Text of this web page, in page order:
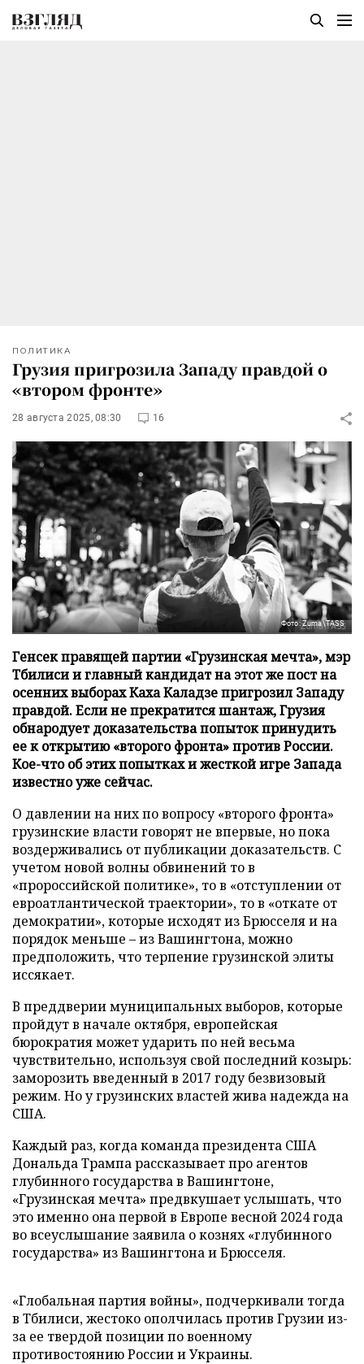
ПОЛИТИКА
Грузия пригрозила Западу правдой о
«втором фронте»
28 августа 2025, 08:30 16
Фото: Zuma\TASS
Генсек правящей партии «Грузинская мечта», мэр
Тбилиси и главный кандидат на этот же пост на
осенних выборах Каха Каладзе пригрозил Западу
правдой. Если не прекратится шантаж, Грузия
обнародует доказательства попыток принудить
ее к открытию «второго фронта» против России.
Кое-что об этих попытках и жесткой игре Запада
известно уже сейчас.
О давлении на них по вопросу «второго фронта»
грузинские власти говорят не впервые, но пока
воздерживались от публикации доказательств. С
учетом новой волны обвинений то в
«пророссийской политике», то в «отступлении от
евроатлантической траектории», то в «откате от
демократии», которые исходят из Брюсселя и на
порядок меньше – из Вашингтона, можно
предположить, что терпение грузинской элиты
иссякает.
В преддверии муниципальных выборов, которые
пройдут в начале октября, европейская
бюрократия может ударить по ней весьма
чувствительно, используя свой последний козырь:
заморозить введенный в 2017 году безвизовый
режим. Но у грузинских властей жива надежда на
США.
Каждый раз, когда команда президента США
Дональда Трампа рассказывает про агентов
глубинного государства в Вашингтоне,
«Грузинская мечта» предвкушает услышать, что
это именно она первой в Европе весной 2024 года
во всеуслышание заявила о кознях «глубинного
государства» из Вашингтона и Брюсселя.
«Глобальная партия войны», подчеркивали тогда
в Тбилиси, жестоко ополчилась против Грузии из-
за ее твердой позиции по военному
противостоянию России и Украины.